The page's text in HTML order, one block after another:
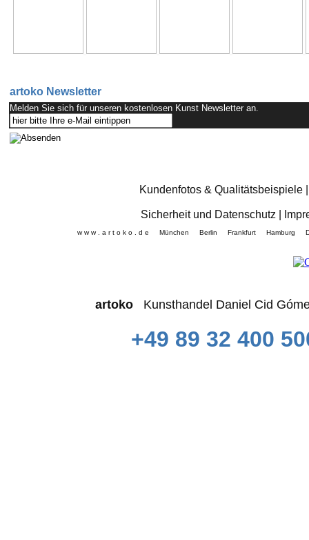
artoko Newsletter
Melden Sie sich für unseren kostenlosen Kunst Newsletter an.
Kundenfotos & Qualitätsbeispiele
Sicherheit und Datenschutz
w w w . a r t o k o . d e München Berlin Frankfurt
artokoKunsthandel Daniel Cid
+49 89 32